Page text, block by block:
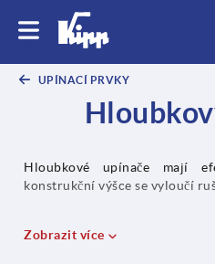
UPÍNACÍ PRVKY
Hloubkové upínače mají
konstrukční výšce se vyloučí
Zobrazit více